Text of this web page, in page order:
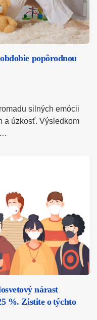
popôrodnou
silných emócii
a úzkosť. Výsledkom
nárast
%. Zistite o týchto